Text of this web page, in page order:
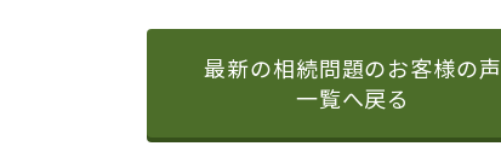
最新の相続問題のお客様の声
一覧へ戻る